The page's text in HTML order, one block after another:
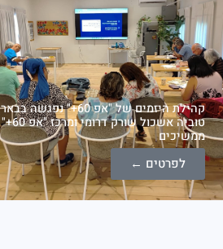
קהילת היזמים של "אפ 60+" נפגשה בבאר
טוביה אשכול שורק דרומי ומרכז "אפ 60+"
ממשיכים
לפרטים ←